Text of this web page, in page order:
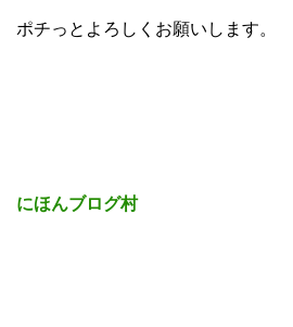
ポチっとよろしくお願いします。
にほんブログ村